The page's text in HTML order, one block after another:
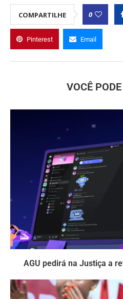
COMPARTILHE 0
Pinterest Email
VOCÊ
AGU pedirá na Justiça a